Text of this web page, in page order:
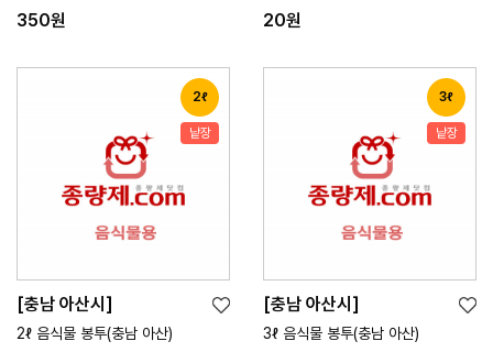
350원 20원
2ℓ
낱장
[충남 아산시]
2ℓ 음식물 봉투(충남 아산)
3ℓ
낱장
[충남 아산시]
3ℓ 음식물 봉투(충남 아산)